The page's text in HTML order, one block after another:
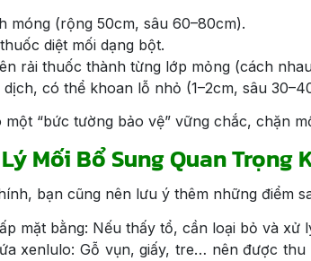
móng (rộng 50cm, sâu 60–80cm).
diệt mối dạng bột.
rải thuốc thành từng lớp mỏng (cách
dịch, có thể khoan lỗ nhỏ (1–2cm, sâu
“bức tường bảo vệ” vững chắc, chặn
Mối Bổ Sung Quan Trọng
bạn cũng nên lưu ý thêm những điểm
mặt bằng: Nếu thấy tổ, cần loại bỏ và xử
xenlulo: Gỗ vụn, giấy, tre… nên được